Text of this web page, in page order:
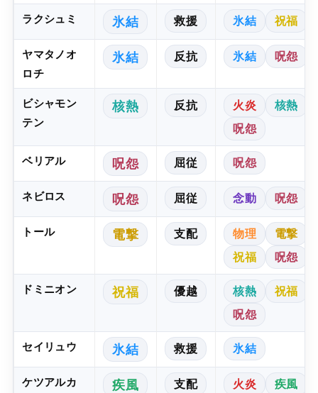
ラクシュミ 氷結 救援 氷結 祝福
ヤマタノオ
ロチ
氷結 反抗 氷結 呪怨
ビシャモン
テン
核熱 反抗 火炎
核熱
呪怨
ベリアル 呪怨 屈従 呪怨
ネビロス 呪怨 屈従 念動 呪怨
トール 電撃 支配 物理
電撃
祝福
呪怨
ドミニオン 祝福 優越 核熱
祝福
呪怨
セイリュウ 氷結 救援 氷結
ケツアルカ
疾風 支配 火炎 疾風